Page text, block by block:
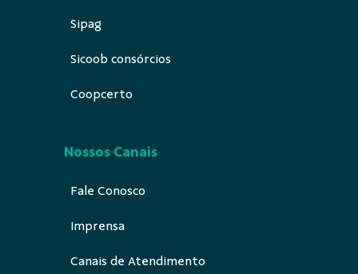
Sipag
Sicoob consórcios
Coopcerto
Nossos Canais
Fale Conosco
Imprensa
Canais de Atendimento